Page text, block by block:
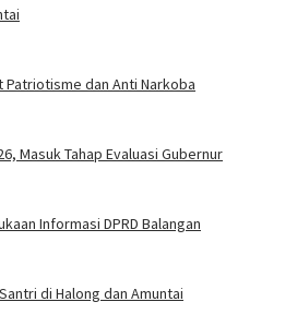
Patriotisme dan Anti Narkoba
Masuk Tahap Evaluasi Gubernur
Informasi DPRD Balangan
di Halong dan Amuntai